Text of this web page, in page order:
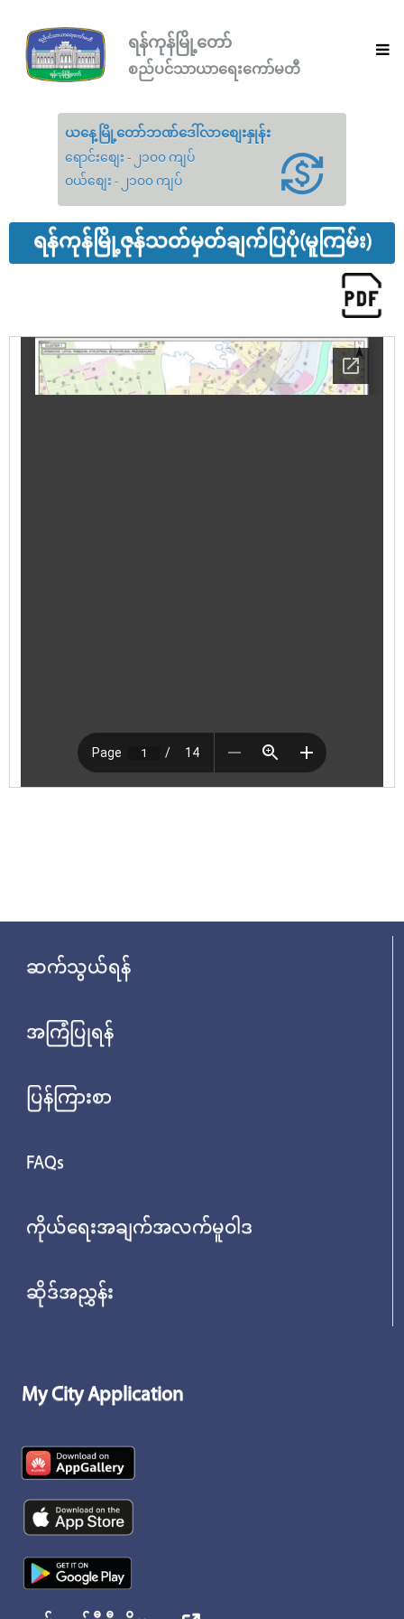
ရန်ကုန်မြို့တော်
စည်ပင်သာယာရေးကော်မတီ
ယနေ့မြို့တော်ဘဏ်ဒေါ်လာစျေးနှုန်း
ရောင်းစျေး - ၂၁၀၀ ကျပ်
ဝယ်စျေး - ၂၁၀၀ ကျပ်
ရန်ကုန်မြို့ဇုန်သတ်မှတ်ချက်ပြပုံ(မူကြမ်း)
ဆက်သွယ်ရန်
အကြံပြုရန်
ပြန်ကြားစာ
FAQs
ကိုယ်ရေးအချက်အလက်မူဝါဒ
ဆိုဒ်အညွှန်း
My City Application